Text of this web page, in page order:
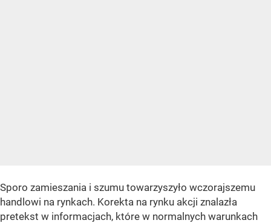
Sporo zamieszania i szumu towarzyszyło wczorajszemu
handlowi na rynkach. Korekta na rynku akcji znalazła
pretekst w informacjach, które w normalnych warunkach